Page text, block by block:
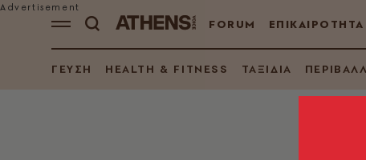
FORUM ΕΠΙΚΑΙΡΟΤΗΤΑ
ΓΕΥΣΗ HEALTH & FITNESS ΤΑΞΙΔΙΑ